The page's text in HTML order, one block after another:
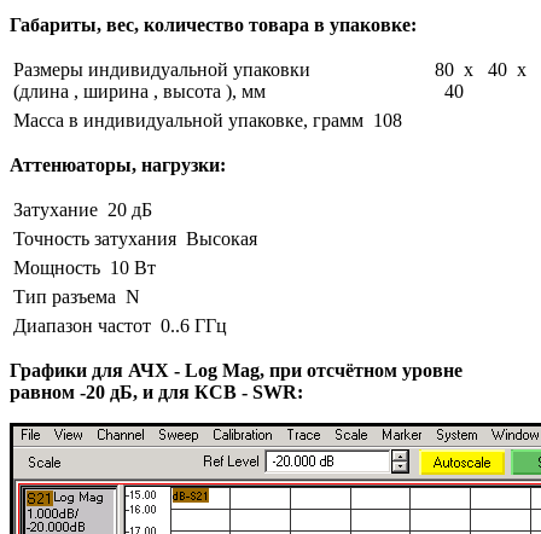
Габариты, вес, количество товара в упаковке:
Размеры индивидуальной упаковки
(длина , ширина , высота ), мм
80 x 40 x
40
Масса в индивидуальной упаковке, грамм 108
Аттенюаторы, нагрузки:
Затухание 20 дБ
Точность затухания Высокая
Мощность 10 Вт
Тип разъема N
Диапазон частот 0..6 ГГц
Графики для АЧХ - Log Mag, при отсчётном уровне
равном -20 дБ, и для КСВ - SWR: